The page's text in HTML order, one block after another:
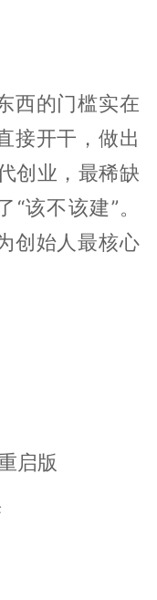
西的门槛实在
接开干，做出
创业，最稀缺
该不该建”。
创始人最核心
启版